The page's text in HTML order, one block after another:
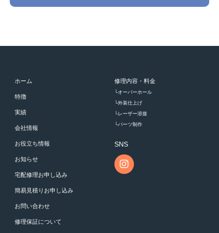
ホーム
特徴
実績
会社情報
お役立ち情報
お知らせ
宅配修理お申し込み
簡易見積りお申し込み
お問い合わせ
修理保証について
修理内容・料金
└オーバーホール
└外装仕上げ
└レーザー溶接
└パーツ制作
SNS